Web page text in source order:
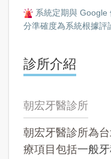
系統定期與 Google
分準確度為系統根據評
診所介紹
朝宏牙醫診所
朝宏牙醫診所為
療項目包括一般